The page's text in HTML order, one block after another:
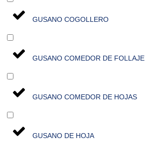
GUSANO COGOLLERO
GUSANO COMEDOR DE FOLLAJE
GUSANO COMEDOR DE HOJAS
GUSANO DE HOJA